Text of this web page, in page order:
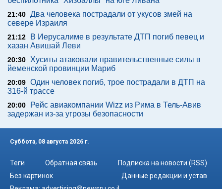
21:40 Два человека пострадали от укусов змей на
севере Израиля
21:12
В Иерусалиме в результате ДТП погиб певец и
хазан Авишай Леви
20:30 Хуситы атаковали правительственные силы в
йеменской провинции Мариб
20:09 Один человек погиб, трое пострадали в ДТП на
316-й трассе
20:00
Рейс авиакомпании Wizz из Рима в Тель-Авив
задержан из-за угрозы безопасности
Суббота, 08 августа 2026 г.
Теги Обратная связь
Подписка на новости (RSS)
Без картинок
Данные редакции и устав